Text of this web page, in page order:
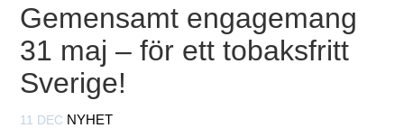
Gemensamt engagemang
31 maj – för ett tobaksfritt
Sverige!
11 DEC NYHET